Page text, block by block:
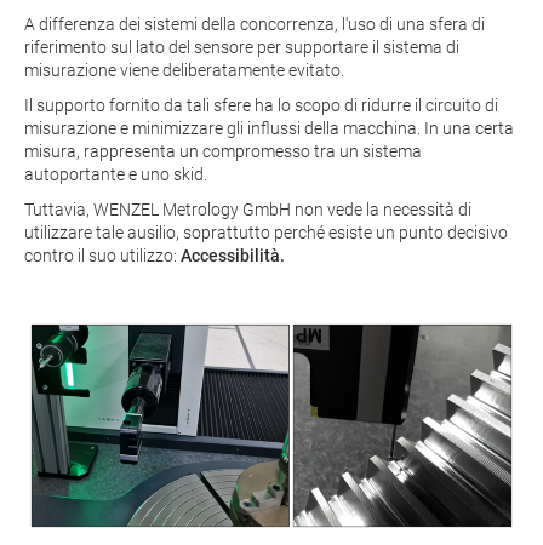
A differenza dei sistemi della concorrenza, l'uso di una sfera di
riferimento sul lato del sensore per supportare il sistema di
misurazione viene deliberatamente evitato.
Il supporto fornito da tali sfere ha lo scopo di ridurre il circuito di
misurazione e minimizzare gli influssi della macchina. In una certa
misura, rappresenta un compromesso tra un sistema
autoportante e uno skid.
Tuttavia, WENZEL Metrology GmbH non vede la necessità di
utilizzare tale ausilio, soprattutto perché esiste un punto decisivo
contro il suo utilizzo: Accessibilità.